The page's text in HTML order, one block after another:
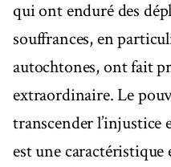
qui ont enduré des
souffrances, en
autochtones, ont fait
extraordinaire. Le
transcender l’injustice
est une